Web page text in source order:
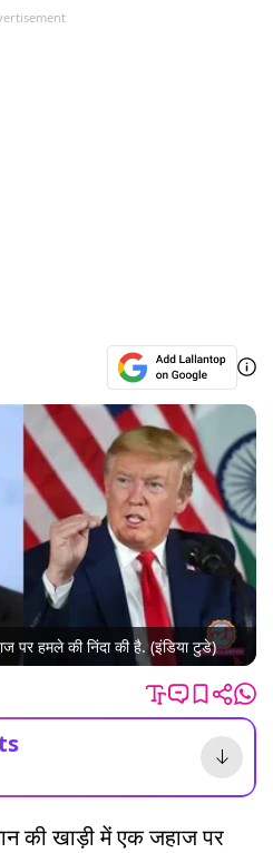
पर हमले की निंदा की है. (इंडिया टुडे)
की खाड़ी में एक जहाज पर